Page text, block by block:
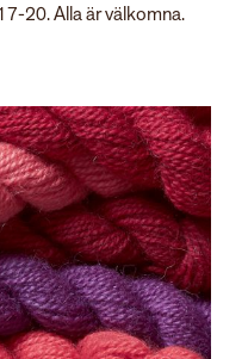
20. Alla är välkomna.